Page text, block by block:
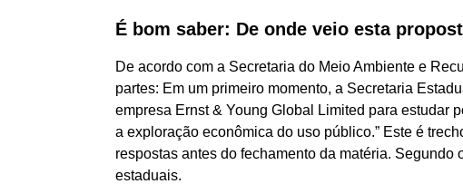
É bom saber: De onde veio esta
De acordo com a Secretaria do Meio Ambiente e
partes: Em um primeiro momento, a Secretaria
empresa Ernst & Young Global Limited para estudar
a exploração econômica do uso público.” Este é
respostas antes do fechamento da matéria.
estaduais.